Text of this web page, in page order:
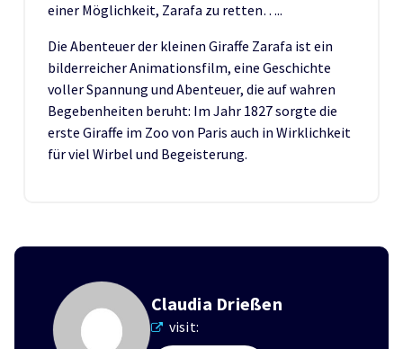
einer Möglichkeit, Zarafa zu retten…..
Die Abenteuer der kleinen Giraffe Zarafa ist ein
bilderreicher Animationsfilm, eine Geschichte
voller Spannung und Abenteuer, die auf wahren
Begebenheiten beruht: Im Jahr 1827 sorgte die
erste Giraffe im Zoo von Paris auch in Wirklichkeit
für viel Wirbel und Begeisterung.
Claudia Drießen
visit: